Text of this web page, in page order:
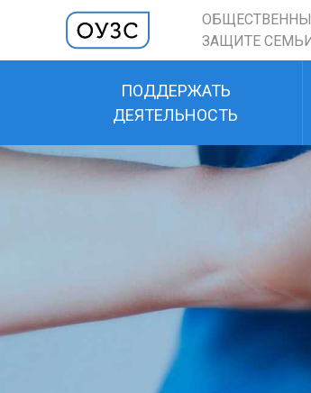
ЗАЩИТЕ
ПОДДЕРЖАТЬ
ДЕЯТЕЛЬНОСТЬ